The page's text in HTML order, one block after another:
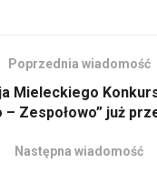
Poprzednia wiadomość
Mieleckiego
– Zespołowo” już
Następna wiadomość